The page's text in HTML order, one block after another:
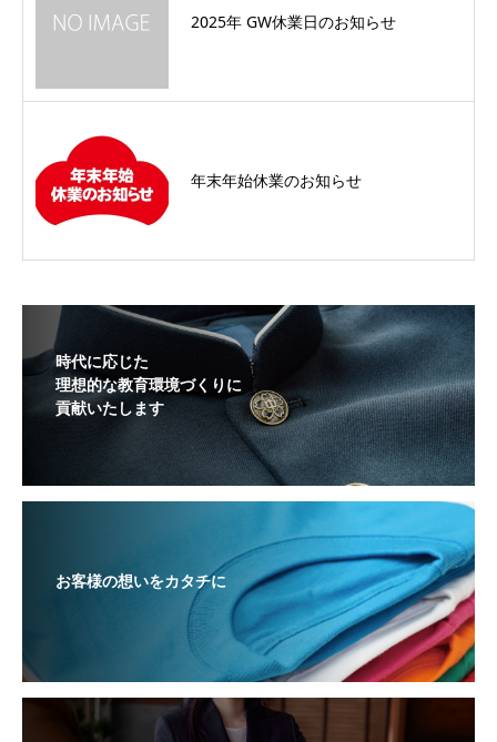
2025年 GW休業日のお知らせ
年末年始休業のお知らせ
時代に応じた
理想的な教育環境づくりに
貢献いたします
お客様の想いをカタチに